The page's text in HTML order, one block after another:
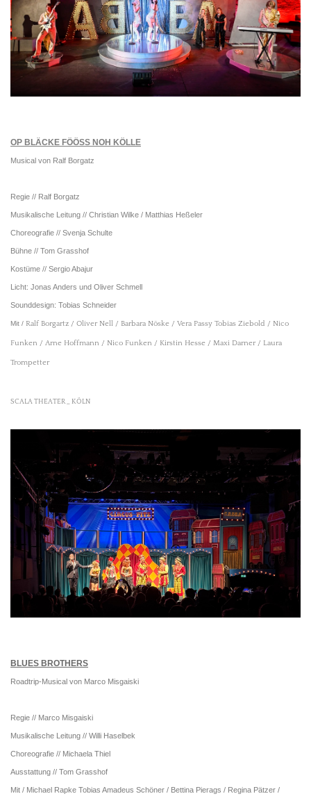
OP BLÄCKE FÖÖSS NOH KÖLLE
Musical von Ralf Borgatz
Regie // Ralf Borgatz
Musikalische Leitung // Christian Wilke / Matthias Heßeler
Choreografie // Svenja Schulte
Bühne // Tom Grasshof
Kostüme // Sergio Abajur
Licht: Jonas Anders und Oliver Schmell
Sounddesign: Tobias Schneider
Mit / Ralf Borgartz / Oliver Nell / Barbara Nöske / Vera Passy Tobias Ziebold / Nico
Funken / Arne Hoffmann / Nico Funken / Kirstin Hesse / Maxi Darner / Laura
Trompetter
SCALA THEATER _ KÖLN
BLUES BROTHERS
Roadtrip-Musical von Marco Misgaiski
Regie // Marco Misgaiski
Musikalische Leitung // Willi Haselbek
Choreografie // Michaela Thiel
Ausstattung // Tom Grasshof
Mit / Michael Rapke Tobias Amadeus Schöner / Bettina Pierags / Regina Pätzer /